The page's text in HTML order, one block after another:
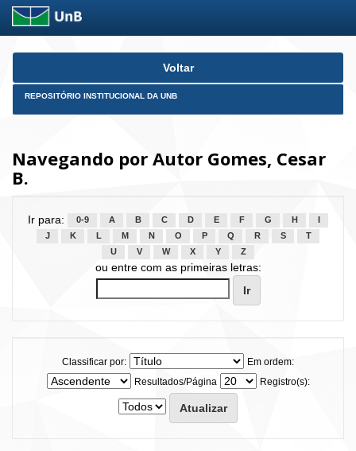
Skip
Voltar
REPOSITÓRIO INSTITUCIONAL DA UNB
Navegando por Autor Gomes, Cesar
B.
Ir para: 0-9 A B C D E F G H
J
K L M N O P Q R S
T
U
V W X Y Z
ou entre com as primeiras letras:
Classificar por:
Em ordem:
Resultados/Página
Registro(s):